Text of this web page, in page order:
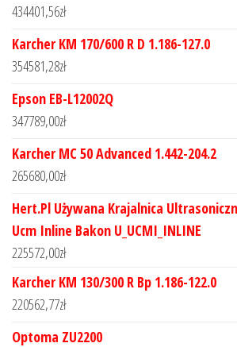
434401,56zł
Karcher KM 170/600 R D 1.186-127.0
354581,28zł
Epson EB-L12002Q
347789,00zł
Karcher MC 50 Advanced 1.442-204.2
265680,00zł
Hert.Pl Używana Krajalnica
Ucm Inline Bakon U_UCMI_INLINE
225572,00zł
Karcher KM 130/300 R Bp 1.186-122.0
220562,77zł
Optoma ZU2200